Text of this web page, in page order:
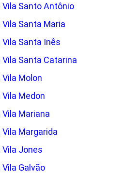
Santo Antônio
Santa Maria
Santa Inês
Santa Catarina
Molon
Medon
Mariana
Margarida
Jones
Galvão